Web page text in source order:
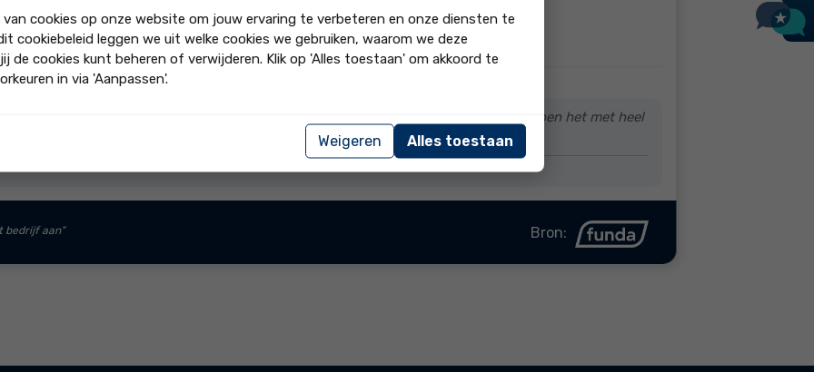
betrokken. Ze reageren snel en alle medewerkers denken met je mee. Zeker een aanrader!
vertrouwen in ons kantoor en dat wij jouw appartement mochten verkopen. We hebben het met heel
resultaat! Tot snel. Gr Roel
bedrijf aan" Bron:
van cookies op onze website om jouw ervaring te verbeteren en onze diensten te
cookiebeleid leggen we uit welke cookies we gebruiken, waarom we deze
de cookies kunt beheren of verwijderen. Klik op 'Alles toestaan' om akkoord te
in via 'Aanpassen'.
Weigeren Alles toestaan